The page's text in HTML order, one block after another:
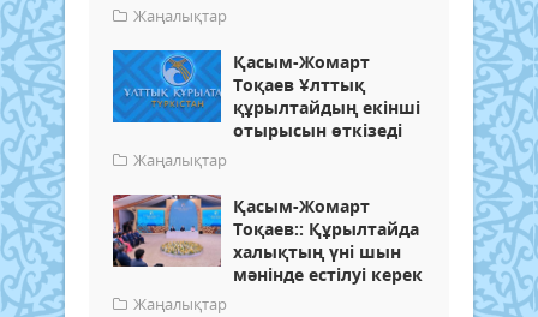
Жаңалықтар
Қасым-Жомарт
Тоқаев Ұлттық
құрылтайдың екінші
отырысын өткізеді
Жаңалықтар
Қасым-Жомарт
Тоқаев:: Құрылтайда
халықтың үні шын
мәнінде естілуі керек
Жаңалықтар